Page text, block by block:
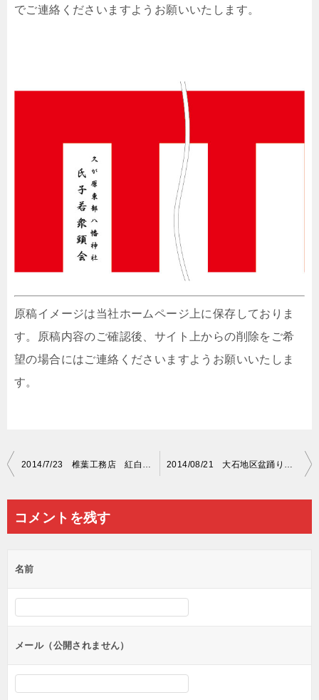
でご連絡くださいますようお願いいたします。
原稿イメージは当社ホームページ上に保存しておりま
す。原稿内容のご確認後、サイト上からの削除をご希
望の場合にはご連絡くださいますようお願いいたしま
す。
投
ビ
ー
シ
ン
2014/7/23 椎葉工務店 紅白名入れ原稿 2014/08/21 大石地区盆踊り大会実行委員会 紅白名入れ原稿
コメントを残す
名前
メール（公開されません）